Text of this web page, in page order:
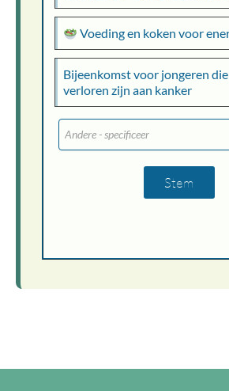
Voeding en koken voor
Bijeenkomst voor jongeren
verloren zijn aan kanker